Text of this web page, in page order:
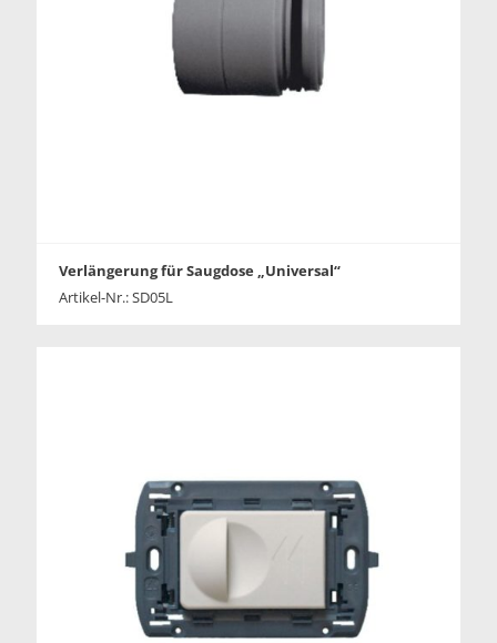
Verlängerung für Saugdose „Universal“
Artikel-Nr.: SD05L